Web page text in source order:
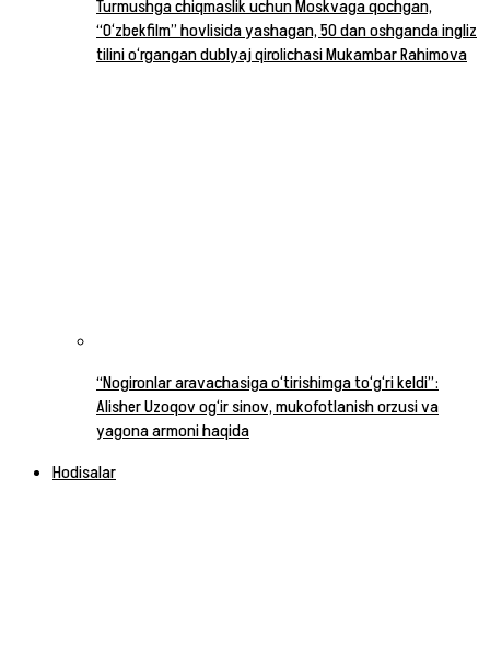
Turmushga chiqmaslik uchun Moskvaga qochgan,
“O‘zbekfilm” hovlisida yashagan, 50 dan oshganda ingliz
tilini o‘rgangan dublyaj qirolichasi Mukambar Rahimova
“Nogironlar aravachasiga o‘tirishimga to‘g‘ri keldi”:
Alisher Uzoqov og‘ir sinov, mukofotlanish orzusi va
yagona armoni haqida
Hodisalar